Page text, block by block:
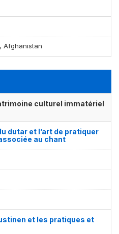
Afghanistan
culturel immatériel
dutar et l’art de pratiquer
au chant
et les pratiques et